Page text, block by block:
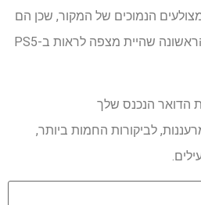
הנמוכים של המקור, שכן הם
הוחלפו בגרפיקה מהשורה הראשונה שהיית מצפה לראות ב-PS5
הדואר הנכנס שלך
לביקורות החמות ביותר,